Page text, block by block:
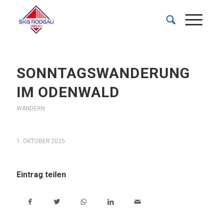
SONNTAGSWANDERUNG
IM ODENWALD
WANDERN
1. OKTOBER 2025
Eintrag teilen